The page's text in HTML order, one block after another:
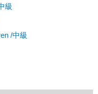
級
/中級